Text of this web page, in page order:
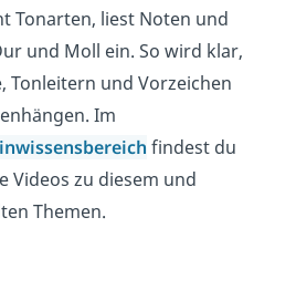
Tonarten, liest Noten und
und Moll ein. So wird klar,
Tonleitern und Vorzeichen
Im
findest du
Videos zu diesem und
Themen.